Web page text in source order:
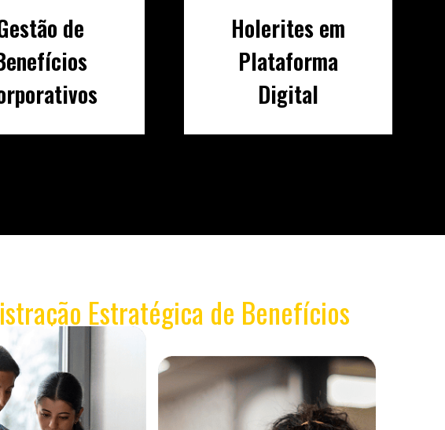
de
Holerites em
Plataforma
Digital
Estratégica de Benefícios